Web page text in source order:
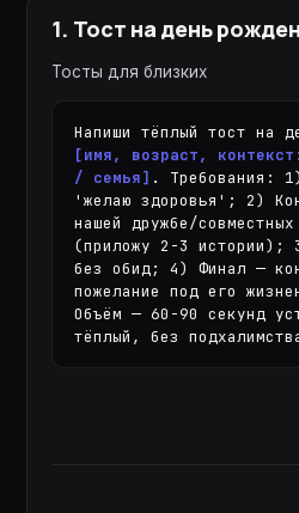
1. Тост на день
Тосты для близких
[имя, возраст,
/ семья] . Требования:
'желаю здоровья'; 2)
нашей дружбе/
(приложу 2-3 истории);
без обид; 4) Финал —
пожелание под его
Объём — 60-90 секунд
тёплый, без